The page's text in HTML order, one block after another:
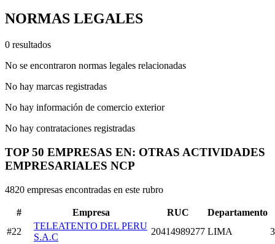
NORMAS LEGALES
0 resultados
No se encontraron normas legales relacionadas
No hay marcas registradas
No hay información de comercio exterior
No hay contrataciones registradas
TOP 50 EMPRESAS EN: OTRAS ACTIVIDADES
EMPRESARIALES NCP
4820 empresas encontradas en este rubro
# Empresa RUC
Departamento
#22
TELEATENTO DEL PERU
S.A.C
20414989277 LIMA